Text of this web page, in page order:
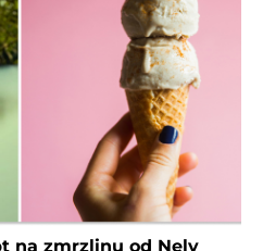
na zmrzlinu od Nely